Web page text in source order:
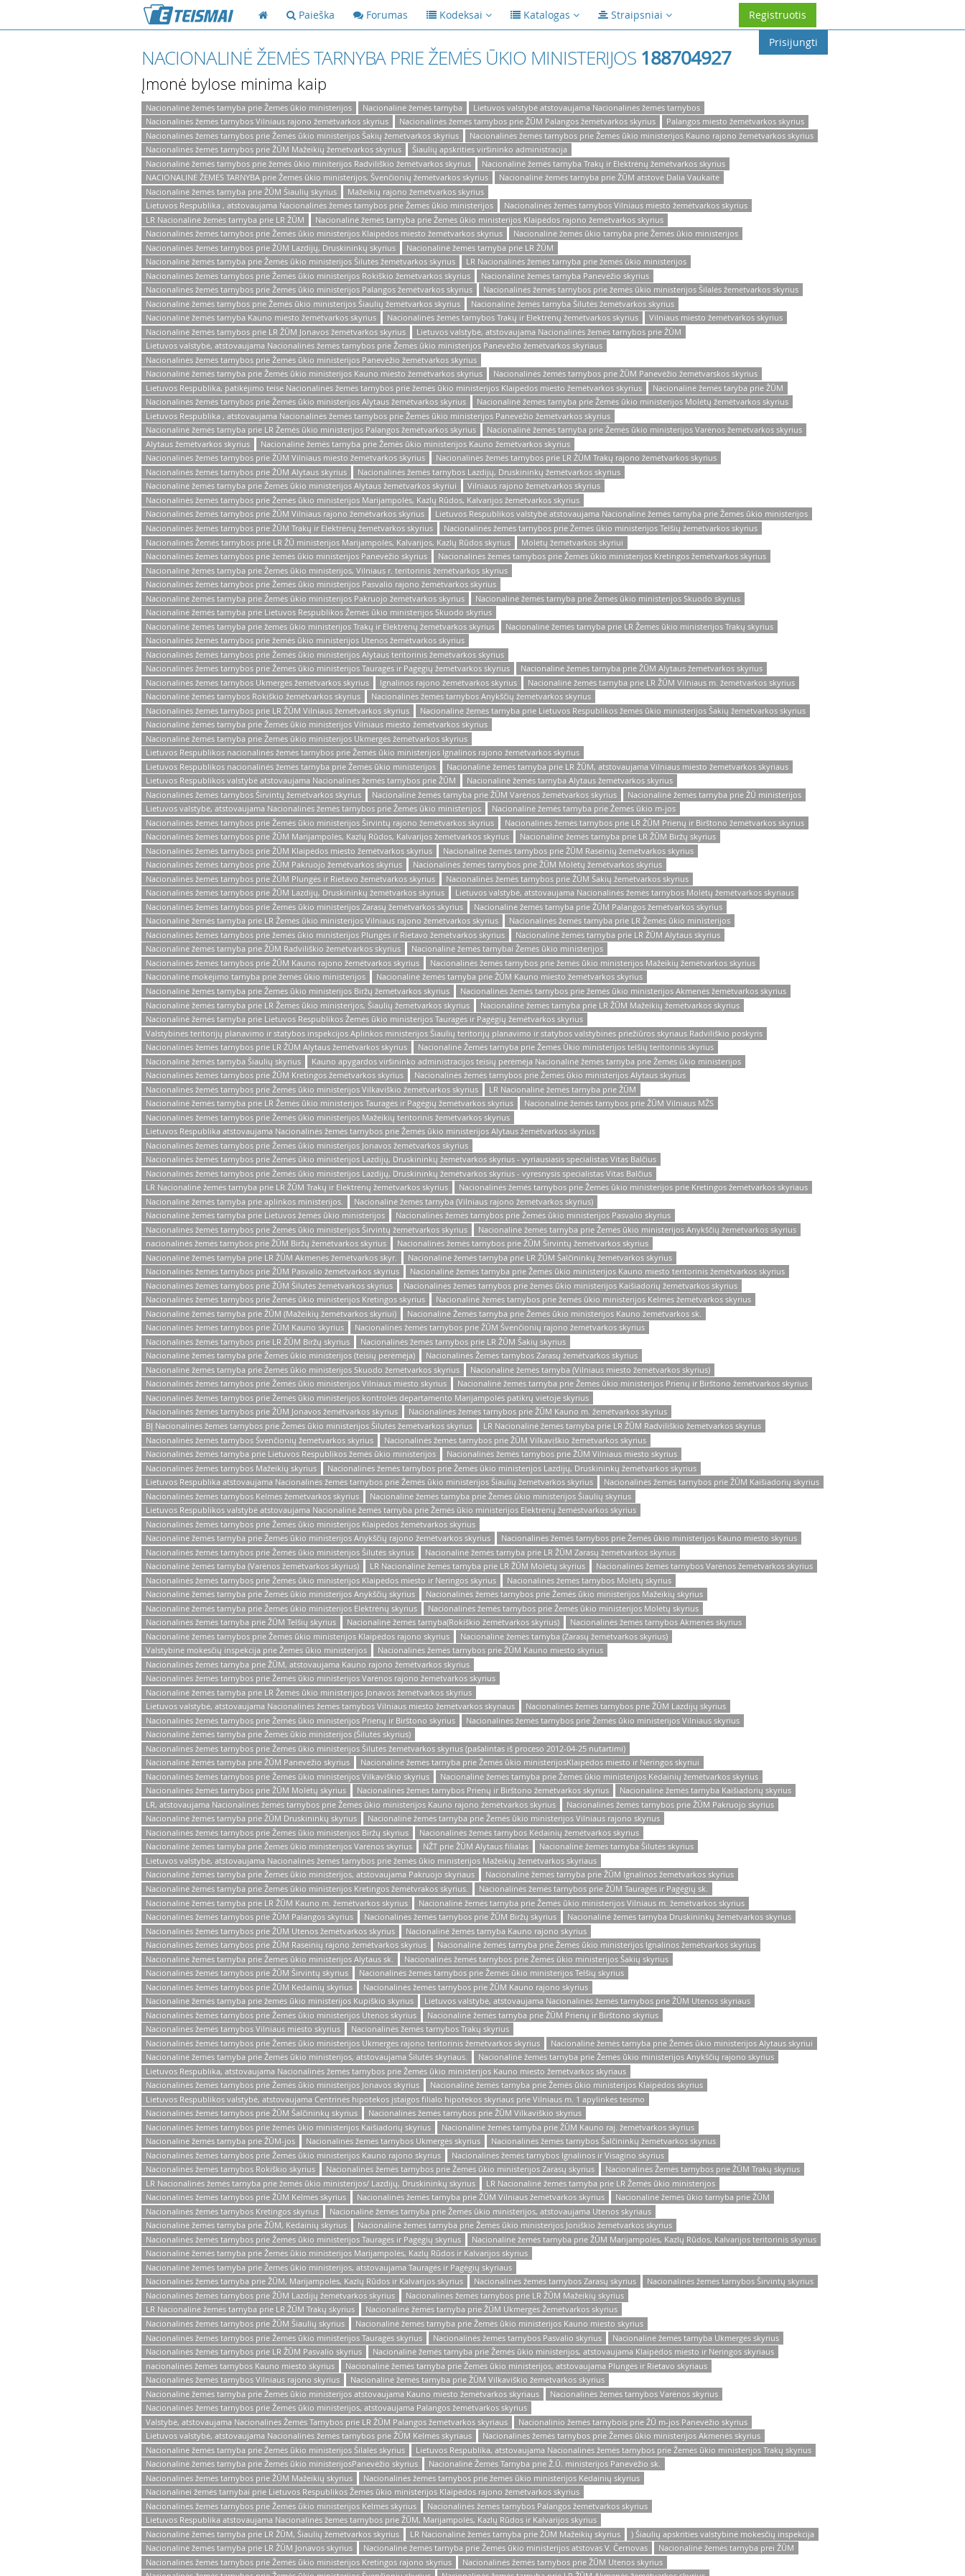
Paieška Forumas Kodeksai Katalogas Straipsniai
Registruotis
Prisijungti
NACIONALINĖ ŽEMĖS TARNYBA PRIE ŽEMĖS ŪKIO MINISTERIJOS 188704927
Įmonė bylose minima kaip
Nacionalinė žemės tarnyba prie Žemės ūkio ministerijos Nacionalinė žemės tarnyba
Lietuvos valstybė atstovaujama Nacionalinės žemės tarnybos
Nacionalinės žemės tarnybos Vilniaus rajono žemėtvarkos skyrius
Nacionalinės žemės tarnybos prie ŽŪM Palangos žemėtvarkos skyrius
Palangos miesto žemėtvarkos skyrius
Nacionalinės žemės tarnybos prie Žemės ūkio ministerijos Šakių žemėtvarkos skyrius
Nacionalinės žemės tarnybos prie Žemės ūkio ministerijos Kauno rajono žemėtvarkos skyrius
Nacionalinės žemės tarnybos prie ŽŪM Mažeikių žemėtvarkos skyrius
Šiaulių apskrities viršininko administracija
Nacionalinė žemės tarnybos prie žemės ūkio miniterijos Radviliškio žemėtvarkos skyrius
Nacionalinė žemės tarnyba Trakų ir Elektrėnų žemėtvarkos skyrius
NACIONALINĖ ŽEMĖS TARNYBA prie Žemės ūkio ministerijos, Švenčionių žemėtvarkos skyrius
Nacionalinė žemės tarnyba prie ŽŪM atstovė Dalia Vaukaitė
Nacionalinė žemės tarnyba prie ŽŪM Šiaulių skyrius
Mažeikių rajono žemėtvarkos skyrius
Lietuvos Respublika , atstovaujama Nacionalinės žemės tarnybos prie Žemės ūkio ministerijos
Nacionalinės žemės tarnybos Vilniaus miesto žemėtvarkos skyrius
LR Nacionalinė žemės tarnyba prie LR ŽŪM
Nacionalinė žemės tarnyba prie Žemės ūkio ministerijos Klaipėdos rajono žemėtvarkos skyrius
Nacionalinės žemės tarnybos prie Žemės ūkio ministerijos Klaipėdos miesto žemėtvarkos skyrius
Nacionalinė žemės ūkio tarnyba prie Žemės ūkio ministerijos
Nacionalinės žemės tarnybos prie ŽŪM Lazdijų, Druskininkų skyrius
Nacionalinė žemės tarnyba prie LR ŽŪM
Nacionalinė žemės tarnyba prie Žemės ūkio ministerijos Šilutės žemėtvarkos skyrius
LR Nacionalinės žemės tarnyba prie žemės ūkio ministerijos
Nacionalinės žemės tarnybos prie Žemės ūkio ministerijos Rokiškio žemėtvarkos skyrius
Nacionalinė žemės tarnyba Panevėžio skyrius
Nacionalinės žemės tarnybos prie Žemės ūkio ministerijos Palangos žemėtvarkos skyrius
Nacionalinės žemės tarnybos prie žemės ūkio ministerijos Šilalės žemėtvarkos skyrius
Nacionalinė žemės tarnybos prie Žemės ūkio ministerijos Šiaulių žemėtvarkos skyrius
Nacionalinė žemės tarnyba Šilutės žemėtvarkos skyrius
Nacionalinė žemės tarnyba Kauno miesto žemėtvarkos skyrius
Nacionalinės žemės tarnybos Trakų ir Elektrėnų žemėtvarkos skyrius
Vilniaus miesto žemėtvarkos skyrius
Nacionalinė žemės tarnybos prie LR ŽŪM Jonavos žemėtvarkos skyrius
Lietuvos valstybė, atstovaujama Nacionalinės žemės tarnybos prie ŽŪM
Lietuvos valstybė, atstovaujama Nacionalinės žemės tarnybos prie Žemės ūkio ministerijos Panevėžio žemėtvarkos skyriaus
Nacionalinės žemės tarnybos prie Žemės ūkio ministerijos Panevėžio žemėtvarkos skyrius
Nacionalinė žemės tarnyba prie Žemės ūkio ministerijos Kauno miesto žemėtvarkos skyrius
Nacionalinės žemės tarnybos prie ŽŪM Panevėžio žemėtvarskos skyrius
Lietuvos Respublika, patikėjimo teise Nacionalinės žemės tarnybos prie žemės ūkio ministerijos Klaipėdos miesto žemėtvarkos skyrius
Nacionalinė žemės taryba prie ŽŪM
Nacionalinės žemės tarnybos prie Žemės ūkio ministerijos Alytaus žemėtvarkos skyrius
Nacionalinė žemės tarnyba prie Žemės ūkio ministerijos Molėtų žemėtvarkos skyrius
Lietuvos Respublika , atstovaujama Nacionalinės žemės tarnybos prie Žemės ūkio ministerijos Panevėžio žemėtvarkos skyrius
Nacionalinė žemės tarnyba prie LR Žemės ūkio ministerijos Palangos žemėtvarkos skyrius
Nacionalinė žemės tarnyba prie Žemės ūkio ministerijos Varėnos žemėtvarkos skyrius
Alytaus žemėtvarkos skyrius
Nacionalinė žemės tarnyba prie Žemės ūkio ministerijos Kauno žemėtvarkos skyrius
Nacionalinės žemės tarnybos prie ŽŪM Vilniaus miesto žemėtvarkos skyrius
Nacionalinės žemės tarnybos prie LR ŽŪM Trakų rajono žemėtvarkos skyrius
Nacionalinės žemės tarnybos prie ŽŪM Alytaus skyrius
Nacionalinės žemės tarnybos Lazdijų, Druskininkų žemėtvarkos skyrius
Nacionalinė žemės tarnyba prie Žemės ūkio ministerijos Alytaus žemėtvarkos skyriui
Vilniaus rajono žemėtvarkos skyrius
Nacionalinės žemės tarnybos prie Žemės ūkio ministerijos Marijampolės, Kazlų Rūdos, Kalvarijos žemėtvarkos skyrius
Nacionalinės žemės tarnybos prie ŽŪM Vilniaus rajono žemėtvarkos skyrius
Lietuvos Respublikos valstybė atstovaujama Nacionalinė žemės tarnyba prie Žemės ūkio ministerijos
Nacionalinės žemės tarnybos prie ŽŪM Trakų ir Elektrėnų žemėtvarkos skyrius
Nacionalinės žemės tarnybos prie Žemės ūkio ministerijos Telšių žemėtvarkos skyrius
Nacionalinės Žemės tarnybos prie LR ŽŪ ministerijos Marijampolės, Kalvarijos, Kazlų Rūdos skyrius
Molėtų žemėtvarkos skyriui
Nacionalinės žemės tarnybos prie žemės ūkio ministerijos Panevėžio skyrius
Nacionalinės žemės tarnybos prie Žemės ūkio ministerijos Kretingos žemėtvarkos skyrius
Nacionalinė žemės tarnyba prie Žemės ūkio ministerijos, Vilniaus r. teritorinis žemėtvarkos skyrius
Nacionalinės žemės tarnybos prie Žemės ūkio ministerijos Pasvalio rajono žemėtvarkos skyrius
Nacionalinė žemės tarnyba prie Žemės ūkio ministerijos Pakruojo žemėtvarkos skyrius
Nacionalinė žemės tarnyba prie Žemės ūkio ministerijos Skuodo skyrius
Nacionalinė žemės tarnyba prie Lietuvos Respublikos Žemės ūkio ministerijos Skuodo skyrius
Nacionalinė žemės tarnyba prie žemės ūkio ministerijos Trakų ir Elektrėnų žemėtvarkos skyrius
Nacionalinė žemės tarnyba prie LR Žemės ūkio ministerijos Trakų skyrius
Nacionalinės žemės tarnybos prie žemės ūkio ministerijos Utenos žemėtvarkos skyrius
Nacionalinės žemės tarnybos prie Žemės ūkio ministerijos Alytaus teritorinis žemėtvarkos skyrius
Nacionalinės žemės tarnybos prie Žemės ūkio ministerijos Tauragės ir Pagėgių žemėtvarkos skyrius
Nacionalinė žemės tarnyba prie ŽŪM Alytaus žemėtvarkos skyrius
Nacionalinės žemės tarnybos Ukmergės žemėtvarkos skyrius
Ignalinos rajono žemėtvarkos skyrius
Nacionalinė žemės tarnyba prie LR ŽŪM Vilniaus m. žemėtvarkos skyrius
Nacionalinė žemės tarnybos Rokiškio žemėtvarkos skyrius
Nacionalinės žemės tarnybos Anykščių žemėtvarkos skyrius
Nacionalinės žemės tarnybos prie LR ŽŪM Vilniaus žemėtvarkos skyrius
Nacionalinė žemės tarnyba prie Lietuvos Respublikos žemės ūkio ministerijos Šakių žemėtvarkos skyrius
Nacionalinė žemės tarnyba prie Žemės ūkio ministerijos Vilniaus miesto žemėtvarkos skyrius
Nacionalinė žemės tarnyba prie Žemės ūkio ministerijos Ukmergės žemėtvarkos skyrius
Lietuvos Respublikos nacionalinės žemės tarnybos prie Žemės ūkio ministerijos Ignalinos rajono žemėtvarkos skyrius
Lietuvos Respublikos nacionalinės žemės tarnyba prie Žemės ūkio ministerijos
Nacionalinė žemės tarnyba prie LR ŽŪM, atstovaujama Vilniaus miesto žemėtvarkos skyriaus
Lietuvos Respublikos valstybė atstovaujama Nacionalinės žemės tarnybos prie ŽŪM
Nacionalinė žemės tarnyba Alytaus žemėtvarkos skyrius
Nacionalinės žemės tarnybos Širvintų žemėtvarkos skyrius
Nacionalinė žemės tarnyba prie ŽŪM Varėnos žemėtvarkos skyrius
Nacionalinė žemės tarnyba prie ŽŪ ministerijos
Lietuvos valstybė, atstovaujama Nacionalinės žemės tarnybos prie Žemės ūkio ministerijos
Nacionalinė žemės tarnyba prie Žemės ūkio m-jos
Nacionalinės žemės tarnybos prie Žemės ūkio ministerijos Širvintų rajono žemėtvarkos skyrius
Nacionalinės žemės tarnybos prie LR ŽŪM Prienų ir Birštono žemėtvarkos skyrius
Nacionalinės žemės tarnybos prie ŽŪM Marijampolės, Kazlų Rūdos, Kalvarijos žemėtvarkos skyrius
Nacionalinė žemės tarnyba prie LR ŽŪM Biržų skyrius
Nacionalinės žemės tarnybos prie ŽŪM Klaipėdos miesto žemėtvarkos skyrius
Nacionalinė žemės tarnybos prie ŽŪM Raseinių žemėtvarkos skyrius
Nacionalinės žemės tarnybos prie ŽŪM Pakruojo žemėtvarkos skyrius
Nacionalinės žemės tarnybos prie ŽŪM Molėtų žemėtvarkos skyrius
Nacionalinės žemės tarnybos prie ŽŪM Plungės ir Rietavo žemėtvarkos skyrius
Nacionalinės žemės tarnybos prie ŽŪM Šakių žemėtvarkos skyrius
Nacionalinės žemės tarnybos prie ŽŪM Lazdijų, Druskininkų žemėtvarkos skyrius
Lietuvos valstybė, atstovaujama Nacionalinės žemės tarnybos Molėtų žemėtvarkos skyriaus
Nacionalinės žemės tarnybos prie Žemės ūkio ministerijos Zarasų žemėtvarkos skyrius
Nacionalinė žemės tarnyba prie ŽŪM Palangos žemėtvarkos skyrius
Nacionalinė žemės tarnyba prie LR Žemės ūkio ministerijos Vilniaus rajono žemėtvarkos skyrius
Nacionalinės žemės tarnyba prie LR Žemės ūkio ministerijos
Nacionalinės žemės tarnybos prie žemės ūkio ministerijos Plungės ir Rietavo žemėtvarkos skyrius
Nacionalinė žemės tarnyba prie LR ŽŪM Alytaus skyrius
Nacionalinė žemės tarnyba prie ŽŪM Radviliškio žemėtvarkos skyrius
Nacionalinė žemės tarnybai Žemės ūkio ministerijos
Nacionalinės žemės tarnybos prie ŽŪM Kauno rajono žemėtvarkos skyrius
Nacionalinės žemės tarnybos prie žemės ūkio ministerijos Mažeikių žemėtvarkos skyrius
Nacionalinė mokėjimo tarnyba prie žemės ūkio ministerijos
Nacionalinė žemės tarnyba prie ŽŪM Kauno miesto žemėtvarkos skyrius
Nacionalinė žemės tarnyba prie Žemės ūkio ministerijos Biržų žemėtvarkos skyrius
Nacionalinės žemės tarnybos prie žemės ūkio ministerijos Akmenės žemėtvarkos skyrius
Nacionalinė žemės tarnyba prie LR Žemės ūkio ministerijos, Šiaulių žemėtvarkos skyrius
Nacionalinė žemės tarnyba prie LR ŽŪM Mažeikių žemėtvarkos skyrius
Nacionalinė žemės tarnyba prie Lietuvos Respublikos Žemės ūkio ministerijos Tauragės ir Pagėgių žemėtvarkos skyrius
Valstybinės teritorijų planavimo ir statybos inspekcijos Aplinkos ministerijos Šiaulių teritorijų planavimo ir statybos valstybinės priežiūros skyriaus Radviliškio poskyris
Nacionalinės žemės tarnybos prie LR ŽŪM Alytaus žemėtvarkos skyrius
Nacionalinė Žemės tarnyba prie Žemės Ūkio ministerijos telšių teritorinis skyrius
Nacionalinė žemės tarnyba Šiaulių skyrius
Kauno apygardos viršininko administracijos teisių perėmėja Nacionalinė žemės tarnyba prie Žemės ūkio ministerijos
Nacionalinės žemės tarnybos prie ŽŪM Kretingos žemėtvarkos skyrius
Nacionalinės žemės tarnybos prie Žemės ūkio ministerijos Alytaus skyrius
Nacionalinės žemės tarnybos prie Žemės ūkio ministerijos Vilkaviškio žemėtvarkos skyrius
LR Nacionalinė žemės tarnyba prie ŽŪM
Nacionalinė žemės tarnyba prie LR Žemės ūkio ministerijos Tauragės ir Pagėgių žemėtvarkos skyrius
Nacionalinė žemės tarnybos prie ŽŪM Vilniaus MŽS
Nacionalinės žemės tarnybos prie Žemės ūkio ministerijos Mažeikių teritorinis žemėtvarkos skyrius
Lietuvos Respublika atstovaujama Nacionalinės žemės tarnybos prie Žemės ūkio ministerijos Alytaus žemėtvarkos skyrius
Nacionalinės žemės tarnybos prie Žemės ūkio ministerijos Jonavos žemėtvarkos skyrius
Nacionalinės žemės tarnybos prie Žemės ūkio ministerijos Lazdijų, Druskininkų žemėtvarkos skyrius - vyriausiasis specialistas Vitas Balčius
Nacionalinės žemės tarnybos prie Žemės ūkio ministerijos Lazdijų, Druskininkų žemėtvarkos skyrius - vyresnysis specialistas Vitas Balčius
LR Nacionalinė žemės tarnyba prie LR ŽŪM Trakų ir Elektrėnų žemėtvarkos skyrius
Nacionalinės žemės tarnybos prie Žemės ūkio ministerijos prie Kretingos žemėtvarkos skyriaus
Nacionalinė žemės tarnyba prie aplinkos ministerijos.
Nacionalinė žemės tarnyba (Vilniaus rajono žemėtvarkos skyrius)
Nacionalinė žemės tarnyba prie Lietuvos žemės ūkio ministerijos
Nacionalinės žemės tarnybos prie Žemės ūkio ministerijos Pasvalio skyrius
Nacionalinės žemės tarnybos prie Žemės ūkio ministerijos Širvintų žemėtvarkos skyrius
Nacionalinė žemės tarnyba prie Žemės ūkio ministerijos Anykščių žemėtvarkos skyrius
nacionalinės žemės tarnybos prie ŽŪM Biržų žemėtvarkos skyrius
Nacionalinės žemės tarnybos prie ŽŪM Širvintų žemėtvarkos skyrius
Nacionalinė žemės tarnyba prie LR ŽŪM Akmenės žemėtvarkos skyr.
Nacionalinė žemės tarnyba prie LR ŽŪM Šalčininkų žemėtvarkos skyrius
Nacionalinės žemės tarnybos prie ŽŪM Pasvalio žemėtvarkos skyrius
Nacionalinė žemės tarnyba prie Žemės ūkio ministerijos Kauno miesto teritorinis žemėtvarkos skyrius
Nacionalinės žemės tarnybos prie ŽŪM Šilutės žemėtvarkos skyrius
Nacionalinės žemės tarnybos prie žemės ūkio ministerijos Kaišiadorių žemėtvarkos skyrius
Nacionalinės žemės tarnybos prie Žemės ūkio ministerijos Kretingos skyrius
Nacionalinė žemės tarnybos prie žemės ūkio ministerijos Kelmės žemėtvarkos skyrius
Nacionalinė žemės tarnyba prie ŽŪM (Mažeikių žemėtvarkos skyriui)
Nacionalinė Žemės tarnyba prie Žemės ūkio ministerijos Kauno žemėtvarkos sk.
Nacionalinės žemės tarnybos prie ŽŪM Kauno skyrius
Nacionalinės žemės tarnybos prie ŽŪM Švenčionių rajono žemėtvarkos skyrius
Nacionalinės žemės tarnybos prie LR ŽŪM Biržų skyrius
Nacionalinės žemės tarnybos prie LR ŽŪM Šakių skyrius
Nacionalinė žemės tarnyba prie Žemės ūkio ministerijos (teisių perėmėja)
Nacionalinės Žemės tarnybos Zarasų žemėtvarkos skyrius
Nacionalinė žemės tarnyba prie Žemės ūkio ministerijos Skuodo žemėtvarkos skyrius
Nacionalinė žemės tarnyba (Vilniaus miesto žemėtvarkos skyrius)
Nacionalinės žemės tarnybos prie Žemės ūkio ministerijos Vilniaus miesto skyrius
Nacionalinė žemės tarnyba prie Žemės ūkio ministerijos Prienų ir Birštono žemėtvarkos skyrius
Nacionalinės žemės tarnybos prie Žemės ūkio ministerijos kontrolės departamento Marijampolės patikrų vietoje skyrius
Nacionalinės žemės tarnybos prie ŽŪM Jonavos žemėtvarkos skyrius
Nacionalinės žemės tarnybos prie ŽŪM Kauno m. žemėtvarkos skyrius
BĮ Nacionalinės žemės tarnybos prie Žemės ūkio ministerijos Šilutės žemėtvarkos skyrius
LR Nacionalinė žemės tarnyba prie LR ŽŪM Radviliškio žemėtvarkos skyrius
Nacionalinės žemės tarnybos Švenčionių žemėtvarkos skyrius
Nacionalinės žemės tarnybos prie ŽŪM Vilkaviškio žemėtvarkos skyrius
Nacionalinės žemės tarnyba prie Lietuvos Respublikos žemės ūkio ministerijos
Nacionalinės žemės tarnybos prie ŽŪM Vilniaus miesto skyrius
Nacionalinės žemės tarnybos Mažeikių skyrius
Nacionalinės žemės tarnybos prie Žemės ūkio ministerijos Lazdijų, Druskininkų žemėtvarkos skyrius
Lietuvos Respublika atstovaujama Nacionalinės žemės tarnybos prie Žemės ūkio ministerijos Šiaulių žemėtvarkos skyrius
Nacionalinės žemės tarnybos prie ŽŪM Kaišiadorių skyrius
Nacionalinės žemės tarnybos Kelmės žemėtvarkos skyrius
Nacionalinė žemės tarnyba prie Žemės ūkio ministerijos Šiaulių skyrius
Lietuvos Respublikos valstybė atstovaujama Nacionalinė žemės tarnyba prie Žemės ūkio ministerijos Elektrėnų žemėstvarkos skyrius
Nacionalinės žemės tarnybos prie Žemės ūkio ministerijos Klaipėdos žemėtvarkos skyrius
Nacionalinė žemės tarnyba prie Žemės ūkio ministerijos Anykščių rajono žemėtvarkos skyrius
Nacionalinės žemės tarnybos prie Žemės ūkio ministerijos Kauno miesto skyrius
Nacionalinės žemės tarnybos prie Žemės ūkio ministerijos Šilutės skyrius
Nacionalinė žemės tarnyba prie LR ŽŪM Zarasų žemėtvarkos skyrius
Nacionalinė žemės tarnyba (Varėnos žemėtvarkos skyrius)
LR Nacionalinė žemės tarnyba prie LR ŽŪM Molėtų skyrius
Nacionalinės žemės tarnybos Varėnos žemėtvarkos skyrius
Nacionalinės žemės tarnybos prie Žemės ūkio ministerijos Klaipėdos miesto ir Neringos skyrius
Nacionalinės žemės tarnybos Molėtų skyrius
Nacionalinė žemės tarnyba prie Žemės ūkio ministerijos Anykščių skyrius
Nacionalinės žemės tarnybos prie Žemės ūkio ministerijos Mažeikių skyrius
Nacionalinė žemės tarnyba prie Žemės ūkio ministerijos Elektrėnų skyrius
Nacionalinės žemės tarnybos prie Žemės ūkio ministerijos Molėtų skyrius
Nacionalinės žemės tarnyba prie ŽŪM Telšių skyrius
Nacionalinė žemės tarnyba(Rokiškio žemėtvarkos skyrius)
Nacionalinės žemės tarnybos Akmenės skyrius
Nacionalinė žemės tarnybos prie Žemės ūkio ministerijos Klaipėdos rajono skyrius
Nacionalinė žemės tarnyba (Zarasų žemėtvarkos skyrius)
Valstybinė mokesčių inspekcija prie Žemės ūkio ministerijos
Nacionalinės žemės tarnybos prie ŽŪM Kauno miesto skyrius
Nacionalinės žemės tarnyba prie ŽŪM, atstovaujama Kauno rajono žemėtvarkos skyrius
Nacionalinės žemės tarnybos prie Žemės ūkio ministerijos Varėnos rajono žemėtvarkos skyrius
Nacionalinė žemės tarnyba prie LR Žemės ūkio ministerijos Jonavos žemėtvarkos skyrius
Lietuvos valstybė, atstovaujama Nacionalinės žemės tarnybos Vilniaus miesto žemėtvarkos skyriaus
Nacionalinės žemės tarnybos prie ŽŪM Lazdijų skyrius
Nacionalinės žemės tarnybos prie Žemės ūkio ministerijos Prienų ir Birštono skyrius
Nacionalinės žemės tarnybos prie Žemės ūkio ministerijos Vilniaus skyrius
Nacionalinė žemės tarnyba prie Žemės ūkio ministerijos (Šilutės skyrius)
Nacionalinės žemės tarnybos prie Žemės ūkio ministerijos Šilutės žemėtvarkos skyrius (pašalintas iš proceso 2012-04-25 nutartimi)
Nacionalinė žemės tarnyba prie ŽŪM Panevėžio skyrius
Nacionalinė žemės tarnyba prie Žemės ūkio ministerijosKlaipėdos miesto ir Neringos skyriui
Nacionalinės žemės tarnybos prie Žemės ūkio ministerijos Vilkaviškio skyrius
Nacionalinė žemės tarnyba prie Žemės ūkio ministerijos Kėdainių žemėtvarkos skyrius
Nacionalinės žemės tarnybos prie ŽŪM Molėtų skyrius
Nacionalinės žemės tarnybos Prienų ir Birštono žemėtvarkos skyrius
Nacionalinė žemės tarnyba Kaišiadorių skyrius
LR, atstovaujama Nacionalinės žemės tarnybos prie Žemės ūkio ministerijos Kauno rajono žemėtvarkos skyrius
Nacionalinės žemės tarnybos prie ŽŪM Pakruojo skyrius
Nacionalinė žemės tarnyba prie ŽŪM Druskininkų skyrius
Nacionalinė žemės tarnyba prie Žemės ūkio ministerijos Vilniaus rajono skyrius
Nacionalinės žemės tarnybos prie Žemės ūkio ministerijos Biržų skyrius
Nacionalinės žemės tarnybos Kėdainių žemėtvarkos skyrius
Nacionalinė žemės tarnyba prie Žemės ūkio ministerijos Varėnos skyrius
NŽT prie ŽŪM Alytaus filialas
Nacionalinė žemės tarnyba Šilutės skyrius
Lietuvos valstybė, atstovaujama Nacionalinės žemės tarnybos prie žemės ūkio ministerijos Mažeikių žemėtvarkos skyriaus
Nacionalinė žemės tarnyba prie Žemės ūkio ministerijos, atstovaujama Pakruojo skyriaus
Nacionalinė žemės tarnyba prie ŽŪM Ignalinos žemėtvarkos skyrius
Nacionalinė žemės tarnyba prie Žemės ūkio ministerijos Kretingos žemėtvrakos skyrius.
Nacionalinės žemės tarnybos prie ŽŪM Tauragės ir Pagėgių sk.
Nacionalinė žemės tarnyba prie LR ŽŪM Kauno m. žemėtvarkos skyrius
Nacionalinė žemės tarnyba prie Žemės ūkio ministerijos Vilniaus m. žemėtvarkos skyrius
Nacionalinės žemės tarnybos prie ŽŪM Palangos skyrius
Nacionalinės žemės tarnybos prie ŽŪM Biržų skyrius
Nacionalinė žemės tarnyba Druskininkų žemėtvarkos skyrius
Nacionalinės žemės tarnybos prie ŽŪM Utenos žemėtvarkos skyrius
Nacionalinė žemės tarnyba Kauno rajono skyrius
Nacionalinės žemės tarnybos prie ŽŪM Raseinių rajono žemėtvarkos skyrius
Nacionalinė žemės tarnyba prie Žemės ūkio ministerijos Ignalinos žemėtvarkos skyrius
Nacionalinė žemės tarnyba prie Žemės ūkio ministerijos Alytaus sk.
Nacionalinės žemės tarnybos prie Žemės ūkio ministerijos Šakių skyrius
Nacionalinės žemės tarnybos prie ŽŪM Širvintų skyrius
Nacionalinės žemės tarnybos prie Žemės ūkio ministerijos Telšių skyrius
Nacionalinės žemės tarnybos prie ŽŪM Kėdainių skyrius
Nacionalinės žemės tarnybos prie ŽŪM Kauno rajono skyrius
Nacionalinė žemės tarnyba prie žemės ūkio ministerijos Kupiškio skyrius
Lietuvos valstybė, atstovaujama Nacionalinės žemės tarnybos prie ŽŪM Utenos skyriaus
Nacionalinės žemės tarnybos prie Žemės ūkio ministerijos Utenos skyrius
Nacionalinė žemės tarnyba prie ŽŪM Prienų ir Birštono skyrius
Nacionalinės žemės tarnybos Vilniaus miesto skyrius
Nacionalinės žemės tarnybos Trakų skyrius
Nacionalinės žemės tarnybos prie Žemės ūkio ministerijos Ukmergės rajono teritorinis žemėtvarkos skyrius
Nacionalinė žemės tarnyba prie Žemės ūkio ministerijos Alytaus skyriui
Nacionalinė žemės tarnyba prie Žemės ūkio ministerijos, atstovaujama Šilutės skyriaus.
Nacionalinė žemės tarnyba prie Žemės ūkio ministerijos Anykščių rajono skyrius
Lietuvos Respublika, atstovaujama Nacionalinės žemės tarnybos prie Žemės ūkio ministerijos Kauno miesto žemėtvarkos skyriaus
Nacionalinės žemės tarnybos prie Žemės ūkio ministerijos Jonavos skyrius
Nacionalinė žemės tarnyba prie Žemės ūkio ministerijos Klaipėdos skyrius
Lietuvos Respublikos valstybė, atstovaujama Centrinės hipotekos įstaigos filialo hipotekos skyriaus prie Vilniaus m. 1 apylinkės teismo
Nacionalinės žemės tarnybos prie ŽŪM Šalčininkų skyrius
Nacionalinės žemės tarnybos prie ŽŪM Vilkaviškio skyrius
Nacionalinės žemės tarnybos prie žemės ūkio ministerijos Kaišiadorių skyrius
Nacionalinė žemės tarnyba prie ŽŪM Kauno raj. žemėtvarkos skyrius
Nacionalinė žemės tarnyba prie ŽŪM-jos
Nacionalinės žemės tarnybos Ukmergės skyrius
Nacionalinės žemės tarnybos Šalčininkų žemėtvarkos skyrius
Nacionalinės žemės tarnybos prie Žemės ūkio ministerijos Kauno rajono skyrius
Nacionalinės žemės tarnybos Ignalinos ir Visagino skyrius
Nacionalinės žemės tarnybos Rokiškio skyrius
Nacionalinės žemės tarnybos prie Žemės ūkio ministerijos Zarasų skyrius
Nacionalinės Žemės tarnybos prie ŽŪM Trakų skyrius
LR Nacionalinės žemės tarnyba prie žemės ūkio ministerijos/ Lazdijų, Druskininkų skyrius
LR Nacionalinė žemės tarnyba prie LR Žemės ūkio ministerijos
Nacionalinės žemės tarnybos prie ŽŪM Kelmės skyrius
Nacionalinės žemės tarnyba prie ŽŪM Vilniaus žemėtvarkos skyrius
Nacionalinė žemės ūkio tarnyba prie ŽŪM
Nacionalinės žemės tarnybos Kretingos skyrius
Nacionalinė žemės tarnyba prie Žemės ūkio ministerijos, atstovaujama Utenos skyriaus
Nacionalinė žemės tarnyba prie ŽŪM, Kėdainių skyrius
Nacionalinė žemės tarnyba prie Žemės ūkio ministerijos Joniškio žemėtvarkos skyrius
Nacionalinės žemės tarnybos prie Žemės ūkio ministerijos Tauragės ir Pagėgių skyrius
Nacionalinė žemės tarnyba prie ŽŪM Marijampolės, Kazlų Rūdos, Kalvarijos teritorinis skyrius
Nacionalinė žemės tarnyba prie Žemės ūkio ministerijos Marijampolės, Kazlų Rūdos ir Kalvarijos skyrius
Nacionalinė žemės tarnyba prie Žemės ūkio ministerijos, atstovaujama Tauragės ir Pagėgių skyriaus
Nacionalinės žemės tarnyba prie ŽŪM, Marijampolės, Kazlų Rūdos ir Kalvarijos skyrius
Nacionalinės žemės tarnybos Zarasų skyrius
Nacionalinės žemės tarnybos Širvintų skyrius
Nacionalinės žemės tarnybos prie ŽŪM Lazdijų žemėtvarkos skyrius
Nacionalinės žemės tarnybos prie LR ŽŪM Mažeikių skyrius
LR Nacionalinė žemės tarnyba prie LR ŽŪM Trakų skyrius
Nacionalinė žemės tarnyba prie ŽŪM Ukmergės Žemėtvarkos skyrius
Nacionalinės žemės tarnybos prie ŽŪM Šiaulių skyrius
Nacionalinė žemės tarnyba prie Žemės ūkio ministerijos Kauno miesto skyrius
Nacionalinės žemės tarnybos prie Žemės ūkio ministerijos Tauragės skyrius
Nacionalinės žemės tarnybos Pasvalio skyrius
Nacionalinė žemės tarnyba Ukmergės skyrius
Nacionalinės žemės tarnybos prie LR ŽŪM Pasvalio skyrius
Nacionalinė žemės tarnyba prie Žemės ūkio ministerijos, atstovaujama Klaipėdos miesto ir Neringos skyriaus
nacionalinės žemės tarnybos Kauno miesto skyrius
Nacionalinė žemės tarnyba prie Žemės ūkio ministerijos, atstovaujama Plungės ir Rietavo skyriaus
Nacionalinės žemės tarnybos Vilniaus rajono skyrius
Nacionalinė žemės tarnyba prie ŽŪM Vilkaviškio žemėtvarkos skyrius
Nacionalinė žemės tarnyba prie Žemės ūkio ministerijos atstovaujama Kauno miesto žemėtvarkos skyriaus
Nacionalinės žemės tarnybos Varėnos skyrius
Nacionalinės žemės tarnybos prie Žemės ūkio ministerijos, atstovaujama Palangos žemėtvarkos skyrius
Valstybė, atstovaujama Nacionalinės Žemės Tarnybos prie LR ŽŪM Palangos žemėtvarkos skyriaus
Nacionalinio žemės tarnybois prie ŽŪ m-jos Panevėžio skyrius
Lietuvos valstybė, atstovaujama Nacionalinės žemės tarnybos prie ŽŪM Kelmės skyriaus
Nacionalinės žemės tarnybos prie Žemės ūkio ministerijos Akmenės skyrius
Nacionalinė žemės tarnyba prie Žemės ūkio ministerijos Šilalės skyrius
Lietuvos Respublika, atstovaujama Nacionalinės žemės tarnybos prie Žemės ūkio ministerijos Trakų skyrius
Nacionalinė žemės tarnyba prie Žemės ūkio ministerijosPanevėžio skyrius
Nacionalinė Žemės Tarnyba prie Ž.Ū. ministerijos Panevėžio sk.
Nacionalinės žemės tarnybos prie ŽŪM Mažeikių skyrius
Nacionalinės žemės tarnybos prie žemės ūkio ministerijos Kėdainių skyrius
Nacionalinei žemės tarnybai prie Lietuvos Respublikos Žemės ūkio ministerijos Klaipėdos rajono žemėtvarkos skyrius
Nacionalinės žemės tarnybos prie Žemės ūkio ministerijos Kelmės skyrius
Nacionalinės žemės tarnybos Palangos žemėtvarkos skyrius
Lietuvos Respublika atstovaujama Nacionalinės žemės tarnybos prie ŽŪM, Marijampolės, Kazlų Rūdos ir Kalvarijos skyrius
Nacionalinė žemės tarnyba prie LR ŽŪM, Šiaulių žemėtvarkos skyrius
LR Nacionalinė žemės tarnyba prie ŽŪM Mažeikių skyrius
) Šiaulių apskrities valstybinė mokesčių inspekcija
Nacionalinė žemės tarnyba prie LR ŽŪM Jonavos skyrius
Nacionalinė žemės tarnyba prie Žemės ūkio ministerijos atstovas V. Černovas
Nacionalinė žemės tarnyba prei ŽŪM
Nacionalinės žemės tarnybos prie Žemės ūkio ministerijos Kretingos rajono skyrius
Nacionalinės žemės tarnybos prie ŽŪM Utenos skyrius